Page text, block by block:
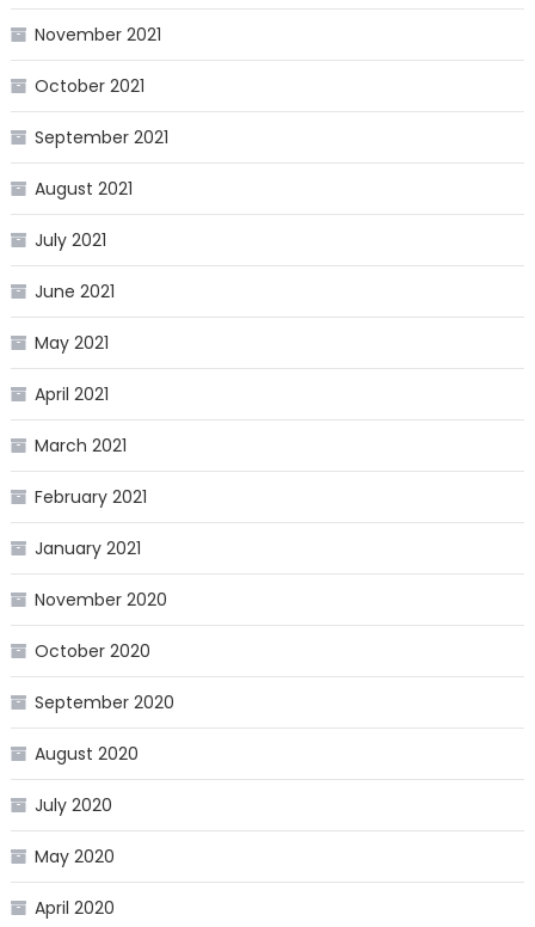
November 2021
October 2021
September 2021
August 2021
July 2021
June 2021
May 2021
April 2021
March 2021
February 2021
January 2021
November 2020
October 2020
September 2020
August 2020
July 2020
May 2020
April 2020